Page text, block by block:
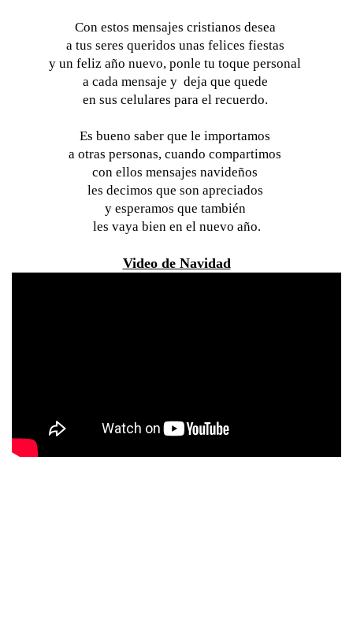
Con estos mensajes cristianos desea
a tus seres queridos unas felices fiestas
y un feliz año nuevo, ponle tu toque personal
a cada mensaje y  deja que quede
en sus celulares para el recuerdo.
Es bueno saber que le importamos
a otras personas, cuando compartimos
con ellos mensajes navideños
les decimos que son apreciados
y esperamos que también
les vaya bien en el nuevo año.
Video de Navidad